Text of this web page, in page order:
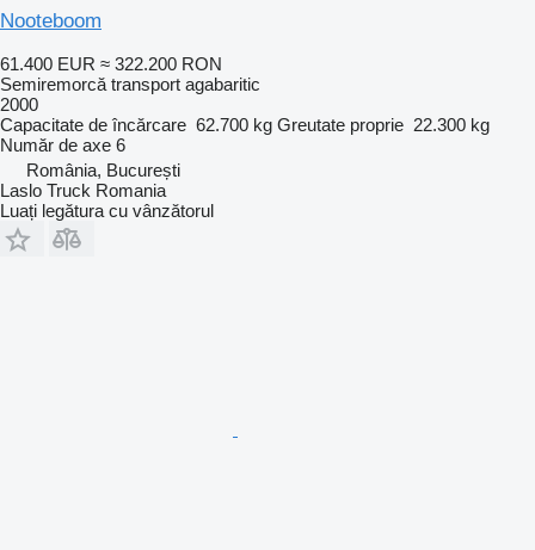
Nooteboom
61.400 EUR ≈ 322.200 RON
Semiremorcă transport agabaritic
2000
Capacitate de încărcare 62.700 kg Greutate proprie 22.300 kg
Număr de axe 6
România, București
Laslo Truck Romania
Luați legătura cu vânzătorul